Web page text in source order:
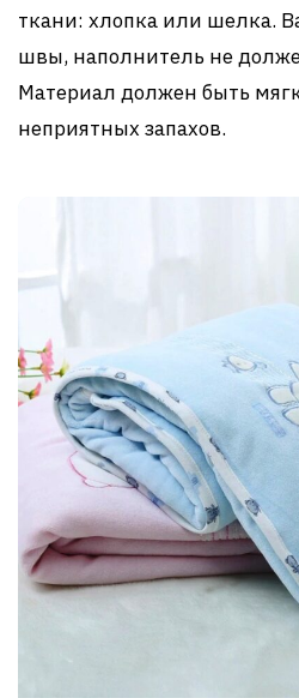
ткани: хлопка или шелка.
швы, наполнитель не
Материал должен быть
неприятных запахов.